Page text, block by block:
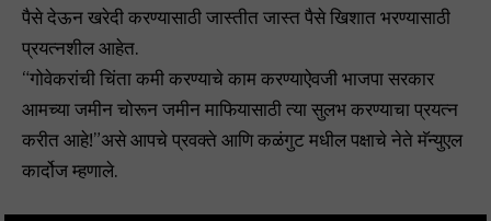
पैसे देऊन खरेदी करण्यासाठी जास्तीत जास्त पैसे खिशात भरण्यासाठी
प्रयत्नशील आहेत.
“गोवेकरांची चिंता कमी करण्याचे काम करण्याऐवजी भाजपा सरकार
आमच्या जमीन चोरून जमीन माफियासाठी त्या सुलभ करण्याचा प्रयत्न
करीत आहे!”असे आपचे प्रवक्ते आणि कळंगुट मधील पक्षाचे नेते मॅन्युएल
कार्दोज म्हणाले.